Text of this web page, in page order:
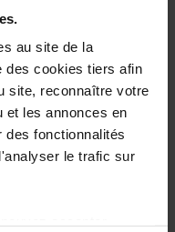
au site de la
des cookies tiers afin
site, reconnaître votre
et les annonces en
fonctionnalités
le trafic sur
session
cadre réglementaire